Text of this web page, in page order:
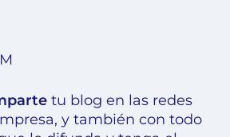
tu blog en las redes
, y también con todo